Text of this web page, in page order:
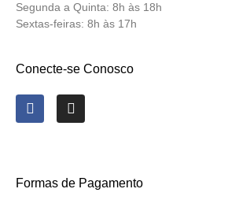
Segunda a Quinta: 8h às 18h
Sextas-feiras: 8h às 17h
Conecte-se Conosco
Formas de Pagamento